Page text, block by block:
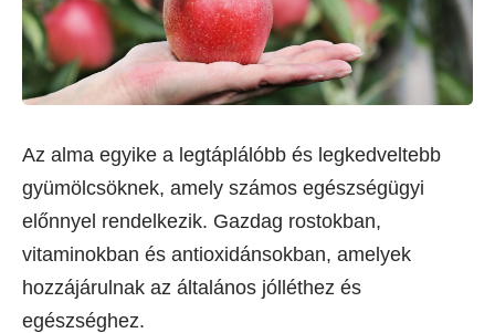
Az alma egyike a legtáplálóbb és legkedveltebb
gyümölcsöknek, amely számos egészségügyi
előnnyel rendelkezik. Gazdag rostokban,
vitaminokban és antioxidánsokban, amelyek
hozzájárulnak az általános jólléthez és
egészséghez.